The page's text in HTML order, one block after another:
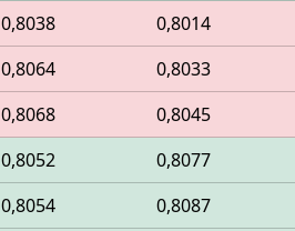
0,8038 0,8014
0,8064 0,8033
0,8068 0,8045
0,8052 0,8077
0,8054 0,8087